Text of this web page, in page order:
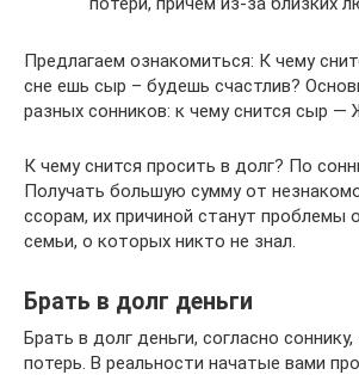
Предлагаем ознакомиться: К чему
сне ешь сыр – будешь счастлив?
разных сонников: к чему снится сыр —
К чему снится просить в долг? По
Получать большую сумму от
ссорам, их причиной станут проблемы
семьи, о которых никто не знал.
Брать в долг деньги
Брать в долг деньги, согласно
потерь. В реальности начатые вами